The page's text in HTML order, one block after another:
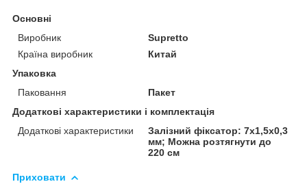
Основні
Виробник
Supretto
Країна виробник
Китай
Упаковка
Паковання
Пакет
Додаткові характеристики і комплектація
Додаткові характеристики
Залізний фіксатор: 7х1,5х0,3
мм; Можна розтягнути до
220 см
Приховати